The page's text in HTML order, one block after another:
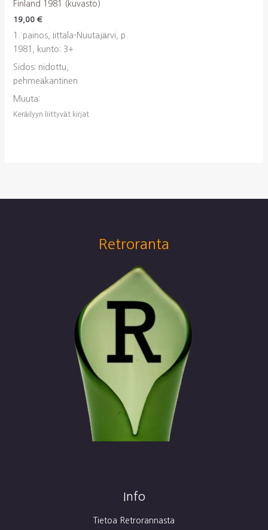
Finland 1981 (kuvasto)
19,00 €
1. painos, Iittala-Nuutajärvi, p.
1981, kunto: 3+
Sidos: nidottu,
pehmeäkantinen
Muuta:
Keräilyyn liittyvät kirjat
Retroranta
Info
Tietoa Retrorannasta